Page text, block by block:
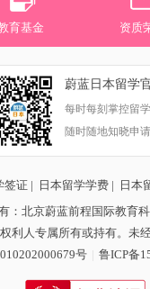
育基金 资质
蔚蓝日本留学
每时每刻掌控留
随时随地知晓申
签证 | 日本留学学费 | 日本
：北京蔚蓝前程国际教育
人专属所有或持有。未
号
鲁ICP备